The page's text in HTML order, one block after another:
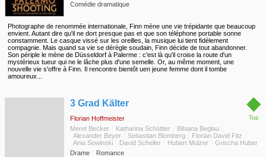
Comédie dramatique
Photographe de renommée internationale, Finn mène une vie trépidante que beaucoup
envient. Autant dire qu'il ne dort presque pas et que son téléphone portable sonne
constamment. Le casque vissé sur les oreilles, la musique lui tient fidèlement
compagnie. Mais quand sa vie se dérègle soudain, Finn décide de tout abandonner.
Son périple le mène de Düsseldorf à Palerme : c'est là qu'il croise la route d'un
mystérieux tueur qui ne le lâche plus d'une semelle. Or, au même moment, une
nouvelle vie s'offre à Finn. Il rencontre bientôt uen jeune femme dont il tombe
amoureux...
◆
Top
3 Grad Kälter
Florian Hoffmeister
Meret Becker
Katharina Schüttler
Bibiana Beglau
Alexander Beyer
Sebastian Blomberg
Florian David Fitz
Ania Sowinski
David Scheller Hubert Mulzer
Grischa Huber
Drame
Romance